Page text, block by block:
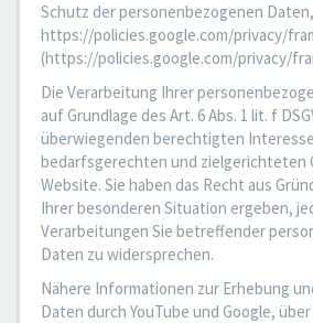
Schutz der personenbezogenen
https://policies.google.com/privacy/
(https://policies.google.com/privacy/
Die Verarbeitung Ihrer
auf Grundlage des Art. 6 Abs. 1 lit. f
überwiegenden berechtigten
bedarfsgerechten und zielgerichteten
Website. Sie haben das Recht aus
Ihrer besonderen Situation ergeben,
Verarbeitungen Sie betreffender
Daten zu widersprechen.
Nähere Informationen zur Erhebung
Daten durch YouTube und Google,